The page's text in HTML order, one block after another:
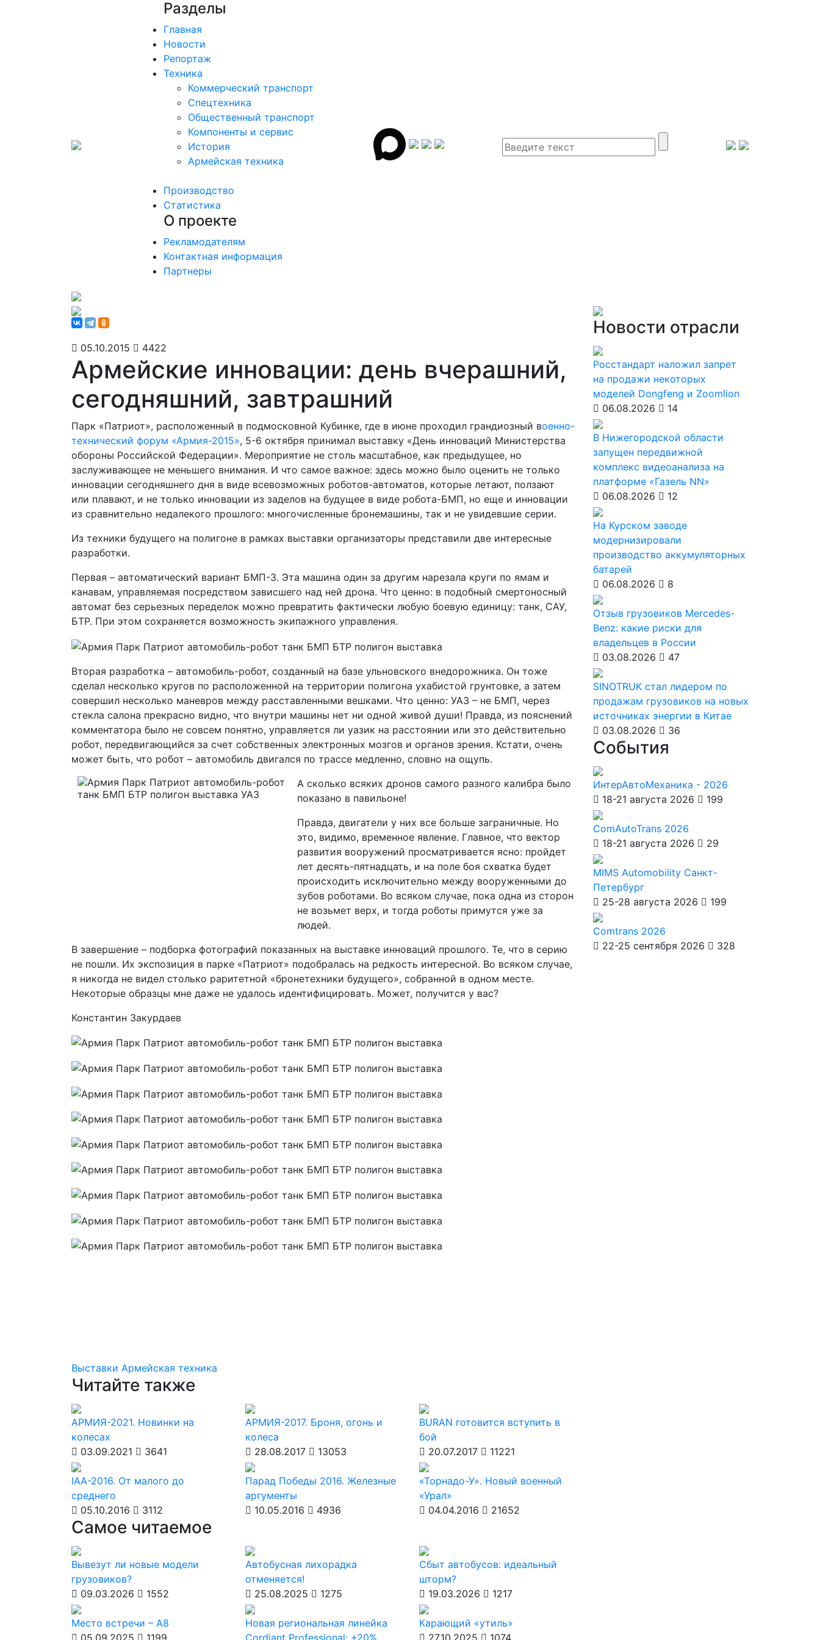
Разделы
Главная
Новости
Репортаж
Техника
Коммерческий транспорт
Спецтехника
Общественный транспорт
Компоненты и сервис
История
Армейская техника
Производство
Статистика
О проекте
Рекламодателям
Контактная информация
Партнеры
05.10.2015 4422
Армейские инновации: день вчерашний,
сегодняшний, завтрашний
Парк «Патриот», расположенный в подмосковной Кубинке, где в июне проходил грандиозный военно-
технический форум «Армия-2015», 5-6 октября принимал выставку «День инноваций Министерства
обороны Российской Федерации». Мероприятие не столь масштабное, как предыдущее, но
заслуживающее не меньшего внимания. И что самое важное: здесь можно было оценить не только
инновации сегодняшнего дня в виде всевозможных роботов-автоматов, которые летают, ползают
или плавают, и не только инновации из заделов на будущее в виде робота-БМП, но еще и инновации
из сравнительно недалекого прошлого: многочисленные бронемашины, так и не увидевшие серии.
Из техники будущего на полигоне в рамках выставки организаторы представили две интересные
разработки.
Первая – автоматический вариант БМП-3. Эта машина один за другим нарезала круги по ямам и
канавам, управляемая посредством зависшего над ней дрона. Что ценно: в подобный смертоносный
автомат без серьезных переделок можно превратить фактически любую боевую единицу: танк, САУ,
БТР. При этом сохраняется возможность экипажного управления.
Вторая разработка – автомобиль-робот, созданный на базе ульновского внедорожника. Он тоже
сделал несколько кругов по расположенной на территории полигона ухабистой грунтовке, а затем
совершил несколько маневров между расставленными вешками. Что ценно: УАЗ – не БМП, через
стекла салона прекрасно видно, что внутри машины нет ни одной живой души! Правда, из пояснений
комментатора было не совсем понятно, управляется ли уазик на расстоянии или это действительно
робот, передвигающийся за счет собственных электронных мозгов и органов зрения. Кстати, очень
может быть, что робот – автомобиль двигался по трассе медленно, словно на ощупь.
А сколько всяких дронов самого разного калибра было
показано в павильоне!
Правда, двигатели у них все больше заграничные. Но
это, видимо, временное явление. Главное, что вектор
развития вооружений просматривается ясно: пройдет
лет десять-пятнадцать, и на поле боя схватка будет
происходить исключительно между вооруженными до
зубов роботами. Во всяком случае, пока одна из сторон
не возьмет верх, и тогда роботы примутся уже за
людей.
В завершение – подборка фотографий показанных на выставке инноваций прошлого. Те, что в серию
не пошли. Их экспозиция в парке «Патриот» подобралась на редкость интересной. Во всяком случае,
я никогда не видел столько раритетной «бронетехники будущего», собранной в одном месте.
Некоторые образцы мне даже не удалось идентифицировать. Может, получится у вас?
Константин Закурдаев
Выставки Армейская техника
Читайте также
АРМИЯ-2021. Новинки на
колесах
03.09.2021
3641
АРМИЯ-2017. Броня, огонь и
колеса
28.08.2017
13053
BURAN готовится вступить в
бой
20.07.2017
11221
IAA-2016. От малого до
среднего
05.10.2016
3112
Парад Победы 2016. Железные
аргументы
10.05.2016
4936
«Торнадо-У». Новый военный
«Урал»
04.04.2016
21652
Самое читаемое
Вывезут ли новые модели
грузовиков?
09.03.2026
1552
Автобусная лихорадка
отменяется!
25.08.2025
1275
Сбыт автобусов: идеальный
шторм?
19.03.2026
1217
Место встречи – А8
Новая региональная линейка
Карающий «утиль»
Новости отрасли
Росстандарт наложил запрет
на продажи некоторых
моделей Dongfeng и Zoomlion
06.08.2026
14
В Нижегородской области
запущен передвижной
комплекс видеоанализа на
платформе «Газель NN»
06.08.2026
12
На Курском заводе
модернизировали
производство аккумуляторных
батарей
06.08.2026
8
Отзыв грузовиков Mercedes-
Benz: какие риски для
владельцев в России
03.08.2026
47
SINOTRUK стал лидером по
продажам грузовиков на новых
источниках энергии в Китае
03.08.2026
36
События
ИнтерАвтоМеханика - 2026
18-21 августа 2026
199
ComAutoTrans 2026
18-21 августа 2026
29
MIMS Automobility Санкт-
Петербург
25-28 августа 2026
199
Comtrans 2026
22-25 сентября 2026
328